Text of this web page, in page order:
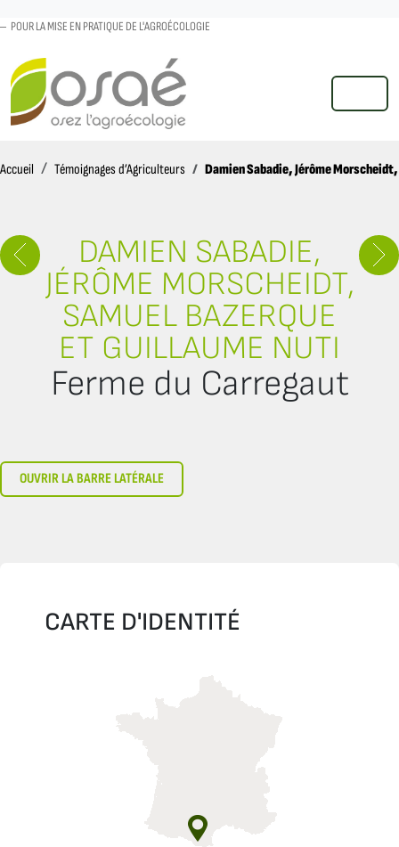
POUR LA MISE EN PRATIQUE DE L'AGROÉCOLOGIE
MENU
Accueil AccueilTémoignages d’Agriculteurs Damien Sabadie, Jérôme
DAMIEN SABADIE,
JÉRÔME MORSCHEIDT,
SAMUEL BAZERQUE
ET GUILLAUME NUTI
Ferme du Carregaut
OUVRIR LA BARRE LATÉRALE
CARTE D'IDENTITÉ